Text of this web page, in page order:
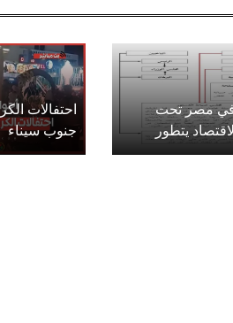
في مصر تحت
يتطور
احتفالات
جنوب سيناء